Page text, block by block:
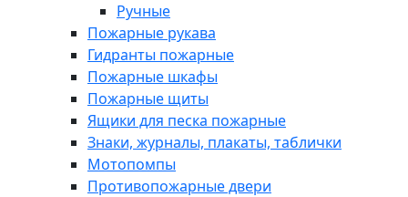
Ручные
Пожарные рукава
Гидранты пожарные
Пожарные шкафы
Пожарные щиты
Ящики для песка пожарные
Знаки, журналы, плакаты, таблички
Мотопомпы
Противопожарные двери